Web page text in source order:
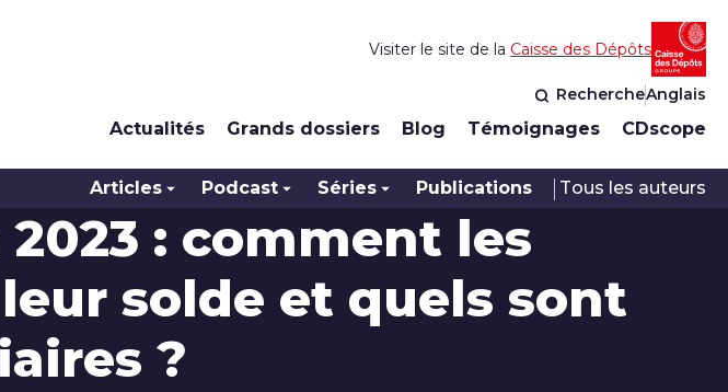
Actualités Grands dossiers Blog Témoignages CDscope
RechercheAnglais
Visiter le site de la Caisse des Dépôts
Articles Podcast Séries Publications Tous les auteurs
: comment les
solde et quels sont
?